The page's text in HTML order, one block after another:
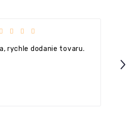
obchodu je 5 z 5 hviezdičiek.
rychle dodanie tovaru.
Next